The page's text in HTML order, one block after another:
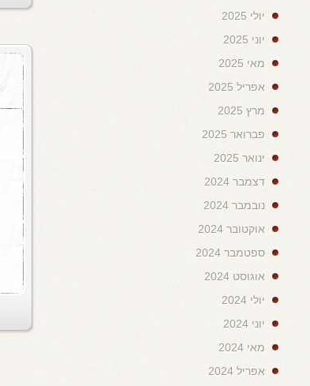
יולי 2025
יוני 2025
מאי 2025
אפריל 2025
מרץ 2025
פברואר 2025
ינואר 2025
דצמבר 2024
נובמבר 2024
אוקטובר 2024
ספטמבר 2024
אוגוסט 2024
יולי 2024
יוני 2024
מאי 2024
אפריל 2024